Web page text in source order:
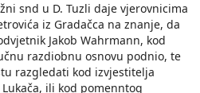
snd u D. Tuzli daje vjerovnicima
iz Gradačca na znanje, da
Jakob Wahrmann, kod
razdiobnu osnovu podnio, te
razgledati kod izvjestitelja
ili kod pomenntog